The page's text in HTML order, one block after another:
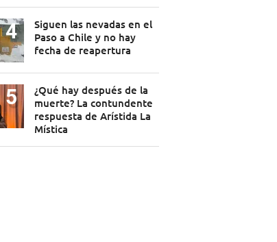
Siguen las nevadas en el
Paso a Chile y no hay
fecha de reapertura
¿Qué hay después de la
muerte? La contundente
respuesta de Arístida La
Mística